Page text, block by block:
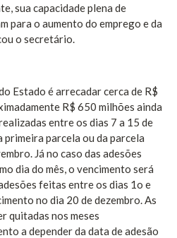
sua capacidade plena de
para o aumento do emprego e da
o secretário.
Estado é arrecadar cerca de R$
R$ 650 milhões ainda
entre os dias 7 a 15 de
parcela ou da parcela
Já no caso das adesões
dia do mês, o vencimento será
feitas entre os dias 1o e
no dia 20 de dezembro. As
quitadas nos meses
a depender da data de adesão